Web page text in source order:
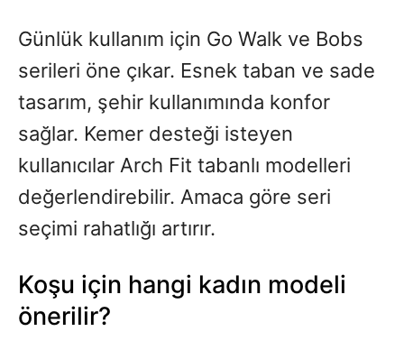
Günlük kullanım için Go Walk ve Bobs
serileri öne çıkar. Esnek taban ve sade
tasarım, şehir kullanımında konfor
sağlar. Kemer desteği isteyen
kullanıcılar Arch Fit tabanlı modelleri
değerlendirebilir. Amaca göre seri
seçimi rahatlığı artırır.
Koşu için hangi kadın modeli
önerilir?